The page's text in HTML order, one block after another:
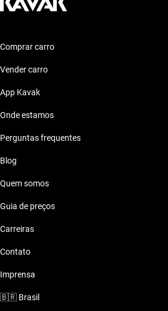
Comprar carro
Vender carro
App Kavak
Onde estamos
Perguntas frequentes
Blog
Quem somos
Guia de preços
Carreiras
Contato
Imprensa
🇧🇷 Brasil